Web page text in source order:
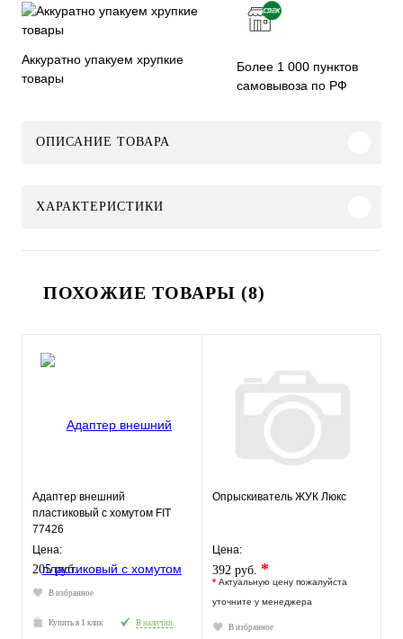
Аккуратно упакуем хрупкие
товары
Более 1 000 пунктов
самовывоза по РФ
ОПИСАНИЕ ТОВАРА
ХАРАКТЕРИСТИКИ
ПОХОЖИЕ ТОВАРЫ (8)
Адаптер внешний
пластиковый с хомутом FIT
77426
Цена:
205 руб.
В избранное
Купить в 1 клик В наличии
Опрыскиватель ЖУК Люкс
Цена:
392 руб. *
* Актуальную цену пожалуйста
уточните у менеджера
В избранное